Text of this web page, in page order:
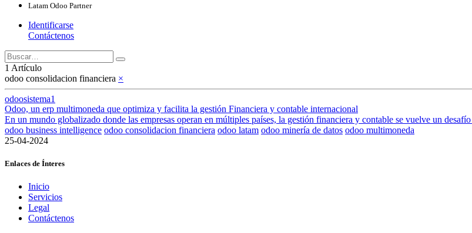
Latam Odoo Partner
Identificarse
Contáctenos
1 Artículo
odoo consolidacion financiera ×
odoosistema1
Odoo, un erp multimoneda que optimiza y facilita la gestión Financiera y contable internacional
En un mundo globalizado donde las empresas operan en múltiples países, la gestión financiera y contable se vuelve un
odoo business intelligence odoo consolidacion financiera odoo latam odoo minería de datos odoo multimoneda
25-04-2024
Enlaces de Ínteres
Inicio
Servicios
Legal
Contáctenos